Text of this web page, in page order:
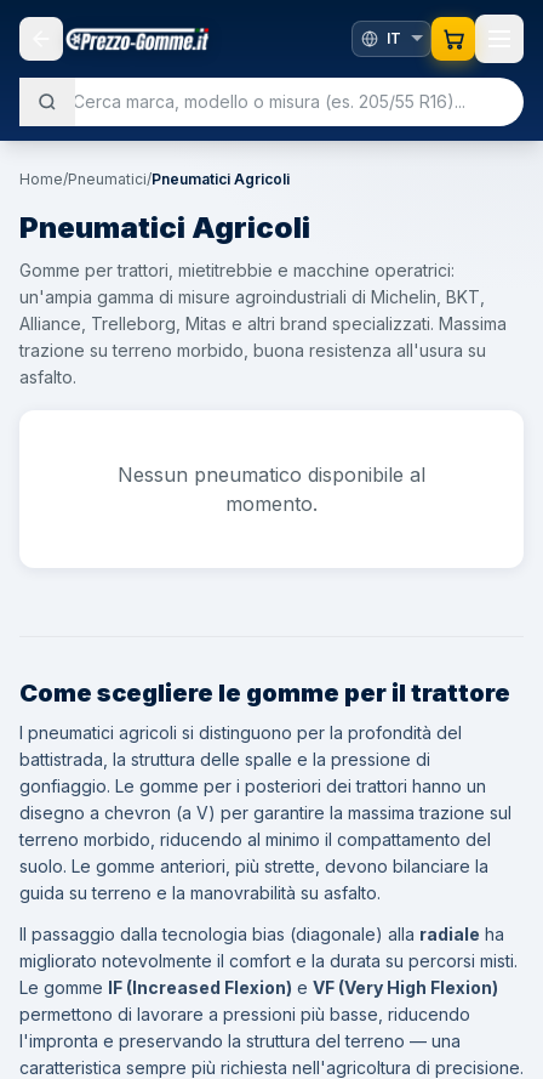
Home/Pneumatici/Pneumatici Agricoli
Pneumatici Agricoli
Gomme per trattori, mietitrebbie e macchine operatrici:
un'ampia gamma di misure agroindustriali di Michelin, BKT,
Alliance, Trelleborg, Mitas e altri brand specializzati. Massima
trazione su terreno morbido, buona resistenza all'usura su
asfalto.
Nessun pneumatico disponibile al
momento.
Come scegliere le gomme per il trattore
I pneumatici agricoli si distinguono per la profondità del
battistrada, la struttura delle spalle e la pressione di
gonfiaggio. Le gomme per i posteriori dei trattori hanno un
disegno a chevron (a V) per garantire la massima trazione sul
terreno morbido, riducendo al minimo il compattamento del
suolo. Le gomme anteriori, più strette, devono bilanciare la
guida su terreno e la manovrabilità su asfalto.
Il passaggio dalla tecnologia bias (diagonale) alla radiale ha
migliorato notevolmente il comfort e la durata su percorsi misti.
Le gomme IF (Increased Flexion) e VF (Very High Flexion)
permettono di lavorare a pressioni più basse, riducendo
l'impronta e preservando la struttura del terreno — una
caratteristica sempre più richiesta nell'agricoltura di precisione.